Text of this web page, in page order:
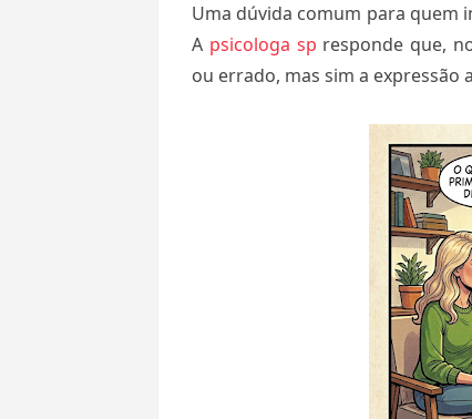
Uma dúvida comum para quem
A psicologa sp responde que,
ou errado, mas sim a expressão